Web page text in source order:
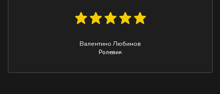
Валентино Любимов
Ролевик